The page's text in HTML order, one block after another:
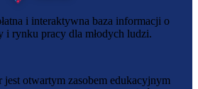
i interaktywna baza informacji o
i rynku pracy dla młodych ludzi.
otwartym zasobem edukacyjnym